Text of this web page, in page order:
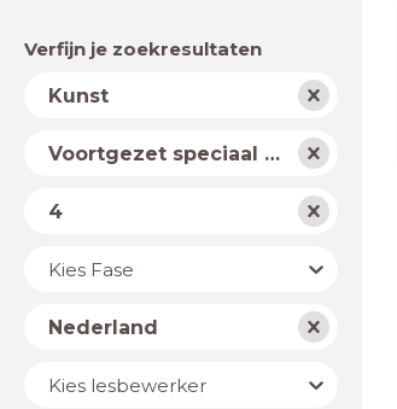
Verfijn je zoekresultaten
VakKunst
Schooltype Voortgezet speciaal onderwijs
Niveau
4
JaarKies Fase
LandNederland
Lesbewerker
Kies lesbewerker